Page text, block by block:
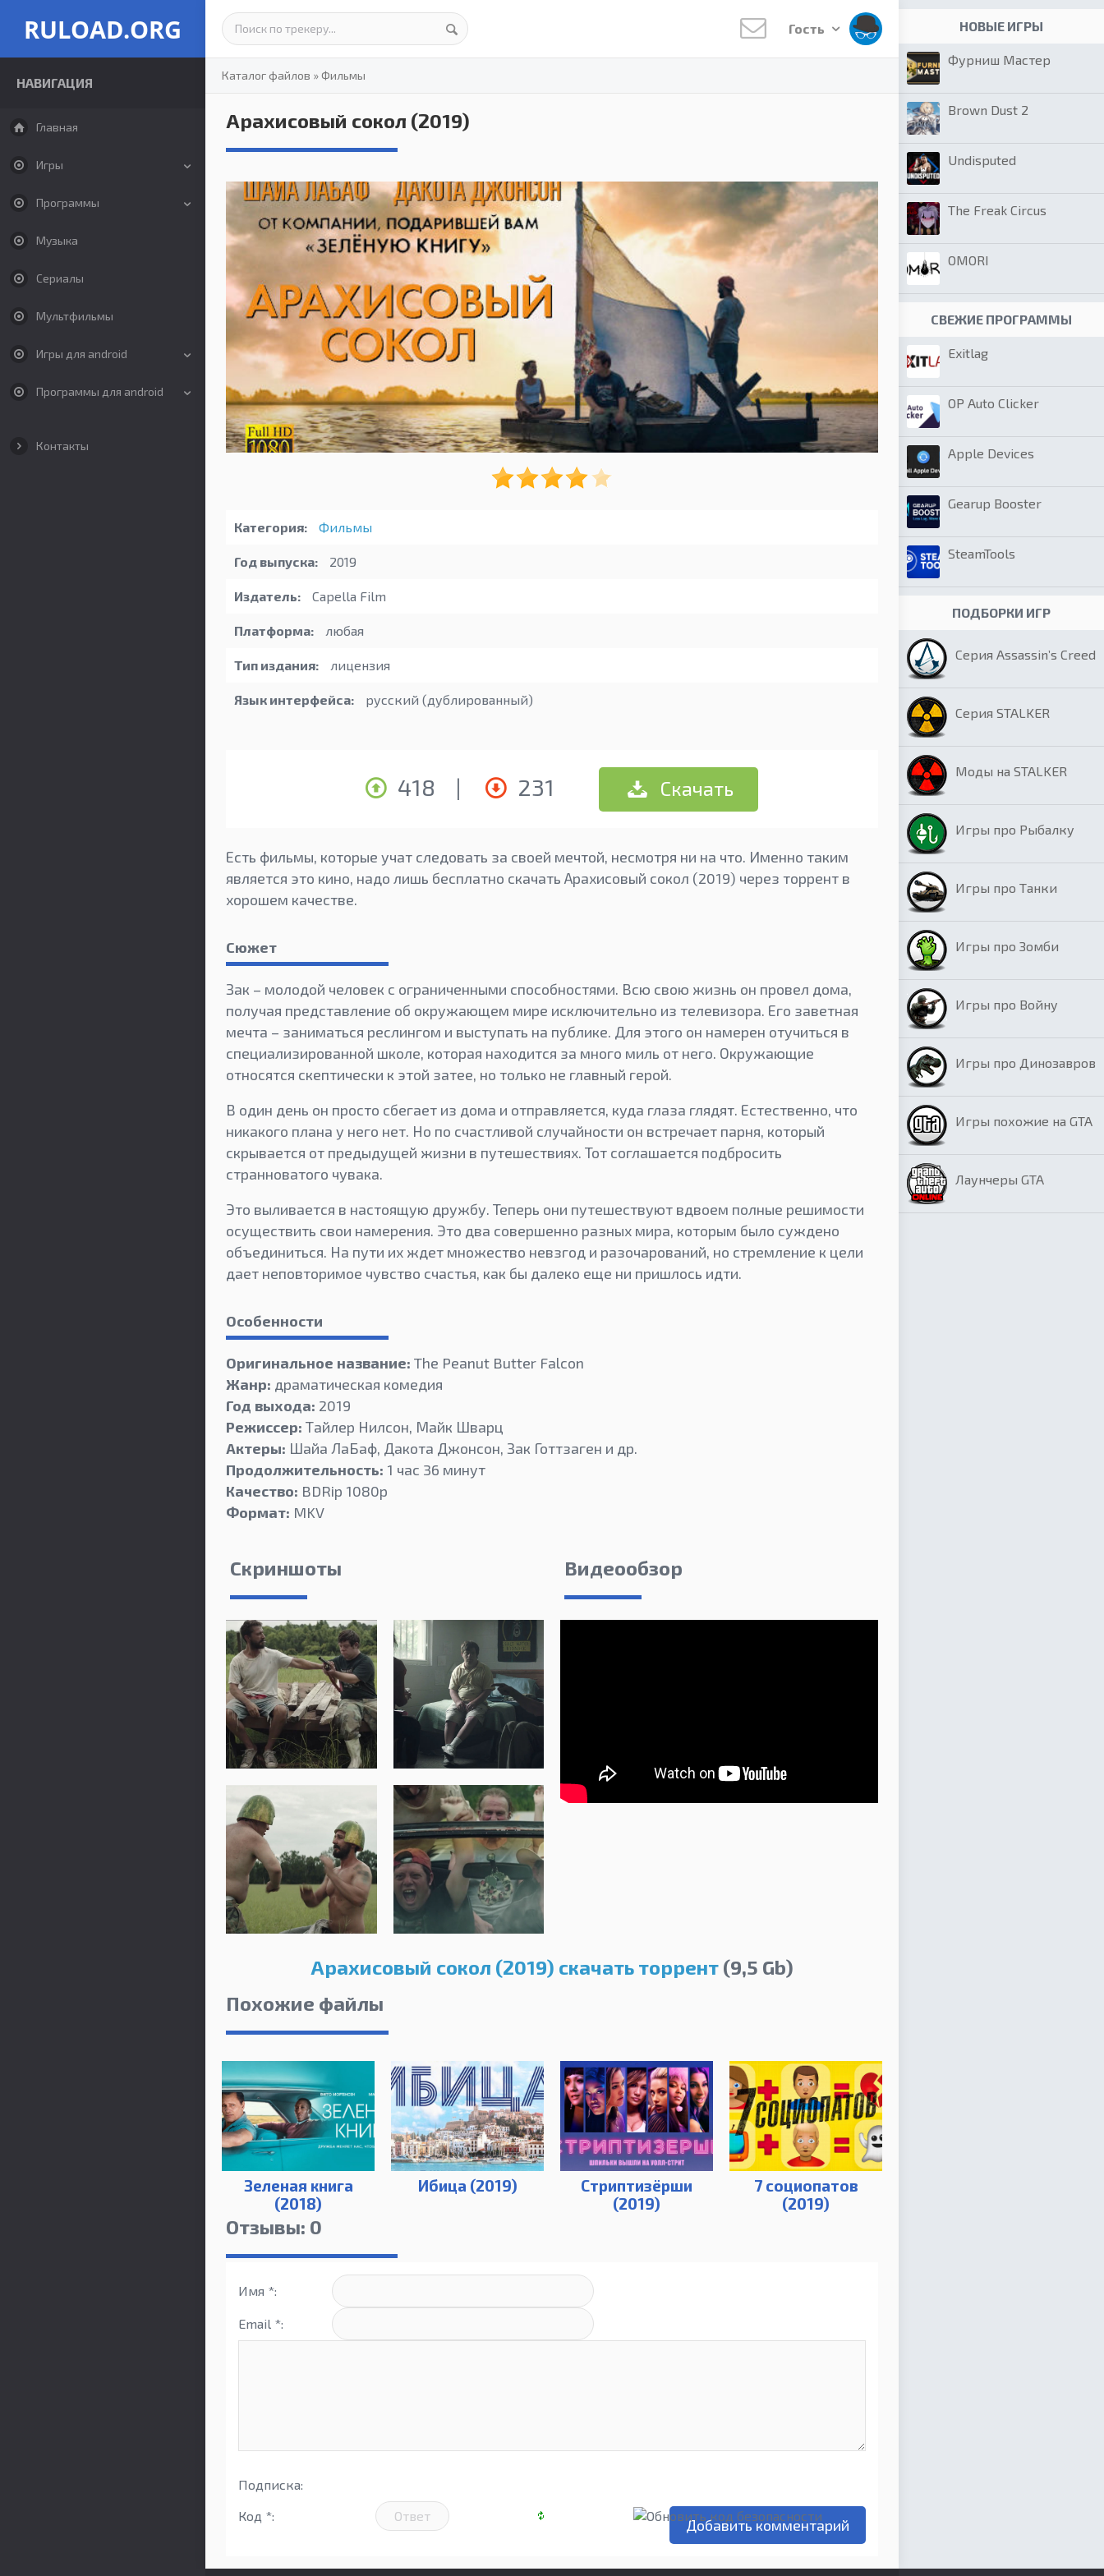
RULOAD.ORG
НАВИГАЦИЯ
Главная
Игры
Программы
Музыка
Сериалы
Мультфильмы
Игры для android
Программы для android
Контакты
Гость
Каталог файлов »Фильмы
Арахисовый сокол (2019)
Категория: Фильмы
Год выпуска: 2019
Издатель: Capella Film
Платформа: любая
Тип издания: лицензия
Язык интерфейса: русский (дублированный)
418 | 231 Скачать
Есть фильмы, которые учат следовать за своей мечтой, несмотря ни на что. Именно таким
является это кино, надо лишь бесплатно скачать Арахисовый сокол (2019) через торрент в
хорошем качестве.
Сюжет
Зак – молодой человек с ограниченными способностями. Всю свою жизнь он провел дома,
получая представление об окружающем мире исключительно из телевизора. Его заветная
мечта – заниматься реслингом и выступать на публике. Для этого он намерен отучиться в
специализированной школе, которая находится за много миль от него. Окружающие
относятся скептически к этой затее, но только не главный герой.
В один день он просто сбегает из дома и отправляется, куда глаза глядят. Естественно, что
никакого плана у него нет. Но по счастливой случайности он встречает парня, который
скрывается от предыдущей жизни в путешествиях. Тот соглашается подбросить
странноватого чувака.
Это выливается в настоящую дружбу. Теперь они путешествуют вдвоем полные решимости
осуществить свои намерения. Это два совершенно разных мира, которым было суждено
объединиться. На пути их ждет множество невзгод и разочарований, но стремление к цели
дает неповторимое чувство счастья, как бы далеко еще ни пришлось идти.
Особенности
Оригинальное название: The Peanut Butter Falcon
Жанр: драматическая комедия
Год выхода: 2019
Режиссер: Тайлер Нилсон, Майк Шварц
Актеры: Шайа ЛаБаф, Дакота Джонсон, Зак Готтзаген и др.
Продолжительность: 1 час 36 минут
Качество: BDRip 1080p
Формат: MKV
Скриншоты Видеообзор
Арахисовый сокол (2019) скачать торрент (9,5 Gb)
Похожие файлы
Зеленая книга
(2018)
Ибица (2019)
Стриптизёрши
(2019)
7 социопатов
(2019)
Отзывы: 0
Имя *:
Email *:
Подписка:
Код *:
НОВЫЕ ИГРЫ
Фурниш Мастер
Brown Dust 2
Undisputed
The Freak Circus
OMORI
СВЕЖИЕ ПРОГРАММЫ
Exitlag
OP Auto Clicker
Apple Devices
Gearup Booster
SteamTools
ПОДБОРКИ ИГР
Серия Assassin’s Creed
Серия STALKER
Моды на STALKER
Игры про Рыбалку
Игры про Танки
Игры про Зомби
Игры про Войну
Игры про Динозавров
Игры похожие на GTA
Лаунчеры GTA